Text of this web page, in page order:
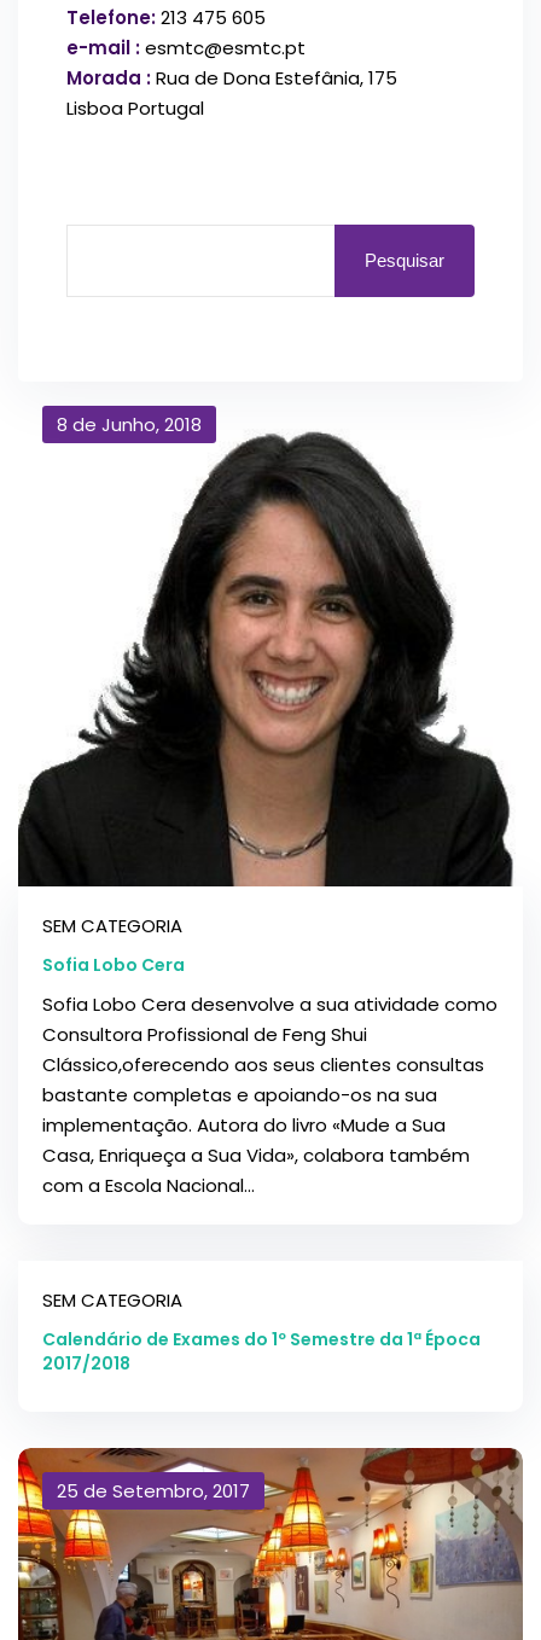
8 de Junho, 2018
SEM CATEGORIA
Sofia Lobo Cera
Sofia Lobo Cera desenvolve a sua atividade como
Consultora Profissional de Feng Shui
Clássico,oferecendo aos seus clientes consultas
bastante completas e apoiando-os na sua
implementação. Autora do livro «Mude a Sua
Casa, Enriqueça a Sua Vida», colabora também
com a Escola Nacional...
SEM CATEGORIA
Calendário de Exames do 1º Semestre da 1ª Época
2017/2018
25 de Setembro, 2017
Telefone:213 475 605
e-mail :esmtc@esmtc.pt
Morada :Rua de Dona Estefânia, 175
Lisboa Portugal
Pesquisar